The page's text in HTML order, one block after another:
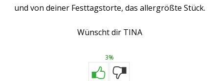
und von deiner Festtagstorte, das allergrößte Stück.
Wünscht dir TINA
3%